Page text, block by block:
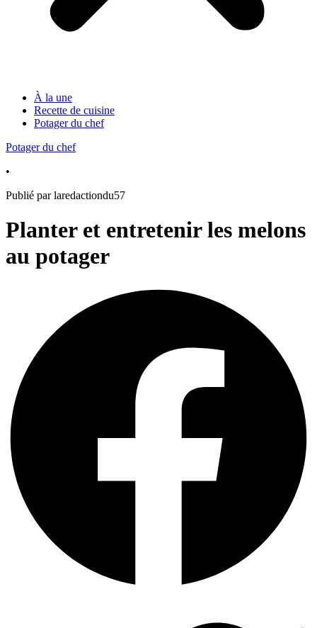
À la une
Recette de cuisine
Potager du chef
Potager du chef
•
Publié par laredactiondu57
Planter et entretenir les melons
au potager